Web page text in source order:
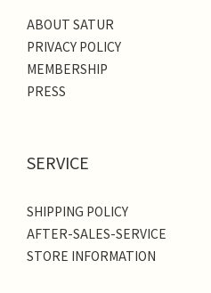
ABOUT SATUR
PRIVACY POLICY
MEMBERSHIP
PRESS
SERVICE
SHIPPING POLICY
AFTER-SALES-SERVICE
STORE INFORMATION